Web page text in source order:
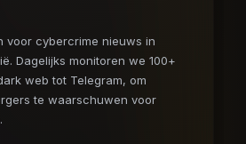
voor cybercrime nieuws in
Dagelijks monitoren we 100+
web tot Telegram, om
te waarschuwen voor